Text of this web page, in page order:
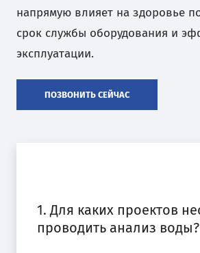
напрямую влияет на здоровье
срок службы оборудования и
эксплуатации.
ПОЗВОНИТЬ СЕЙЧАС
1. Для каких проектов
проводить анализ воды?